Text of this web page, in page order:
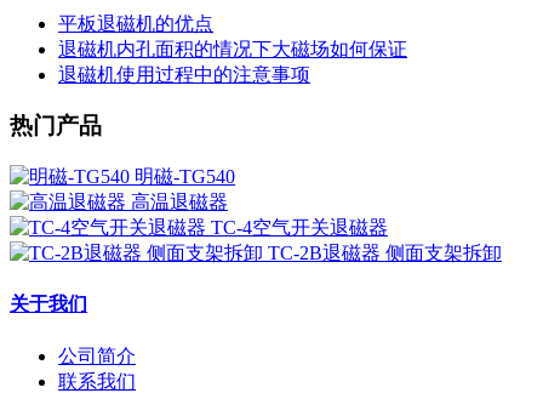
平板退磁机的优点
退磁机内孔面积的情况下大磁场如何保证
退磁机使用过程中的注意事项
热门产品
明磁-TG540
高温退磁器
TC-4空气开关退磁器
TC-2B退磁器 侧面支架拆卸
关于我们
公司简介
联系我们